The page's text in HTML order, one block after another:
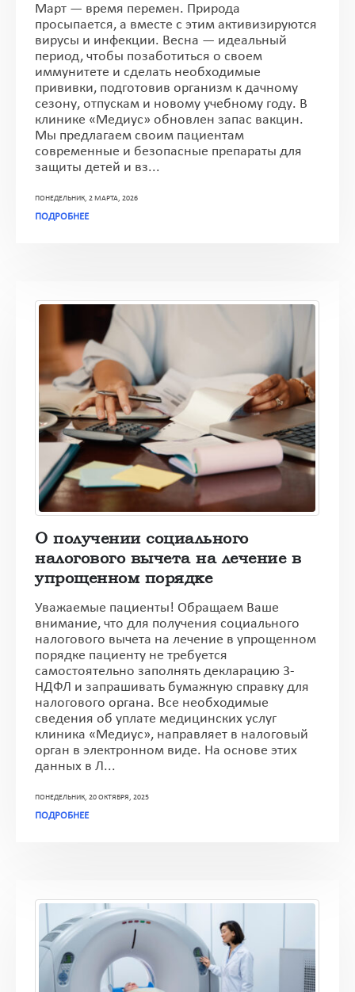
Март — время перемен. Природа
просыпается, а вместе с этим активизируются
вирусы и инфекции. Весна — идеальный
период, чтобы позаботиться о своем
иммунитете и сделать необходимые
прививки, подготовив организм к дачному
сезону, отпускам и новому учебному году. В
клинике «Медиус» обновлен запас вакцин.
Мы предлагаем своим пациентам
современные и безопасные препараты для
защиты детей и вз...
ПОНЕДЕЛЬНИК, 2 МАРТА, 2026
ПОДРОБНЕЕ
О получении социального
налогового вычета на лечение в
упрощенном порядке
Уважаемые пациенты! Обращаем Ваше
внимание, что для получения социального
налогового вычета на лечение в упрощенном
порядке пациенту не требуется
самостоятельно заполнять декларацию 3-
НДФЛ и запрашивать бумажную справку для
налогового органа. Все необходимые
сведения об уплате медицинских услуг
клиника «Медиус», направляет в налоговый
орган в электронном виде. На основе этих
данных в Л...
ПОНЕДЕЛЬНИК, 20 ОКТЯБРЯ, 2025
ПОДРОБНЕЕ